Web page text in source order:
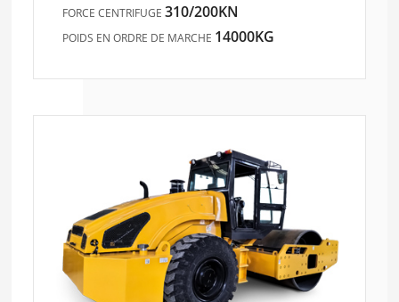
FORCE CENTRIFUGE310/200KN
POIDS EN ORDRE DE MARCHE 14000KG